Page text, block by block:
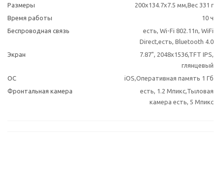
Размеры
200x134.7x7.5 мм,Вес 331 г
Время работы
10 ч
Беспроводная связь
есть, Wi-Fi 802.11n, WiFi
Direct,есть, Bluetooth 4.0
Экран
7.87", 2048x1536,TFT IPS,
глянцевый
ОС
iOS,Оперативная память 1 Гб
Фронтальная камера
есть, 1.2 Мпикс,Тыловая
камера есть, 5 Мпикс